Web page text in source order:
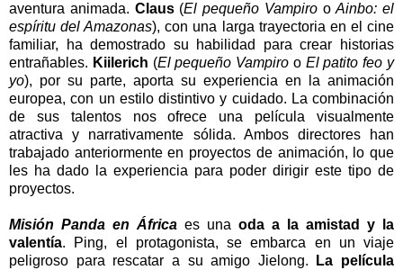
aventura animada. Claus (El pequeño VampirooAinbo: el
espíritu del Amazonas), con una larga trayectoria en el cine
familiar, ha demostrado su habilidad para crear historias
entrañables. Kiilerich (El pequeño Vampiro o El patito feo y
yo), por su parte, aporta su experiencia en la animación
europea, con un estilo distintivo y cuidado. La combinación
de sus talentos nos ofrece una película visualmente
atractiva y narrativamente sólida. Ambos directores han
trabajado anteriormente en proyectos de animación, lo que
les ha dado la experiencia para poder dirigir este tipo de
proyectos.
Misión Panda en África es una oda a la amistad y la
valentía. Ping, el protagonista, se embarca en un viaje
peligroso para rescatar a su amigo Jielong.
La película